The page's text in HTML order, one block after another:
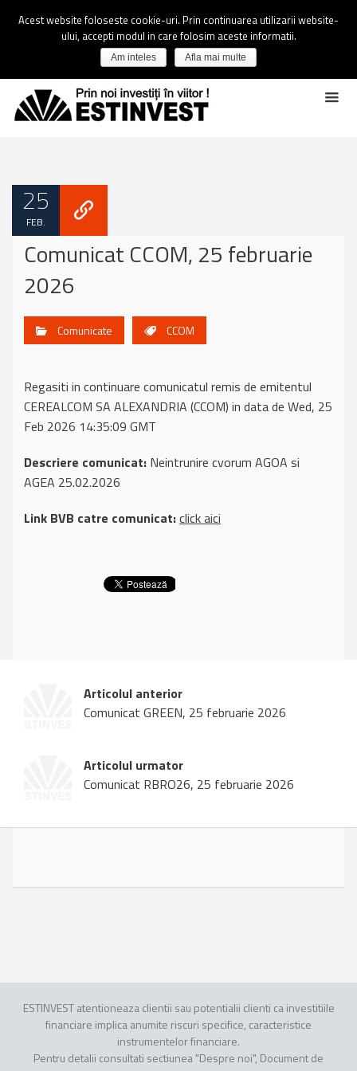
25
FEB.
Comunicat CCOM, 25 februarie
2026
Comunicate CCOM
Regasiti in continuare comunicatul remis de emitentul
CEREALCOM SA ALEXANDRIA (CCOM) in data de Wed, 25
Feb 2026 14:35:09 GMT
Descriere comunicat: Neintrunire cvorum AGOA si
AGEA 25.02.2026
Link BVB catre comunicat:click aici
Articolul anterior
Comunicat GREEN, 25 februarie 2026
Articolul urmator
Comunicat RBRO26, 25 februarie 2026
ESTINVEST atentioneaza clientii sau potentialii clienti ca investitiile
financiare implica anumite riscuri specifice, caracteristice
instrumentelor financiare.
Pentru detalii consultati sectiunea "Despre noi", Document de
Acest website foloseste cookie-uri. Prin continuarea utilizarii website-
ului, accepti modul in care folosim aceste informatii.
Am inteles Afla mai multe